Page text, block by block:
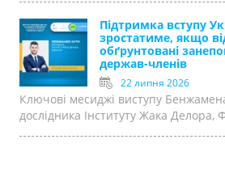
Підтримка вступу
зростатиме, якщо
обґрунтовані
держав-членів
22 липня 2026
Ключові месиджі виступу
дослідника Інституту Жака Делора,